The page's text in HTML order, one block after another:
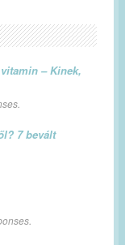
– Kinek,
7 bevált